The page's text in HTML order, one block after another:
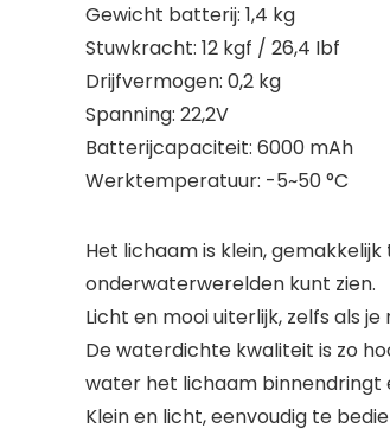
Gewicht batterij: 1,4 kg
Stuwkracht: 12 kgf / 26,4 Ibf
Drijfvermogen: 0,2 kg
Spanning: 22,2V
Batterijcapaciteit: 6000 mAh
Werktemperatuur: -5~50 °C
Het lichaam is klein,
onderwaterwerelden kunt zien.
Licht en mooi uiterlijk, zelfs als
De waterdichte kwaliteit is zo
water het lichaam binnendringt
Klein en licht, eenvoudig te